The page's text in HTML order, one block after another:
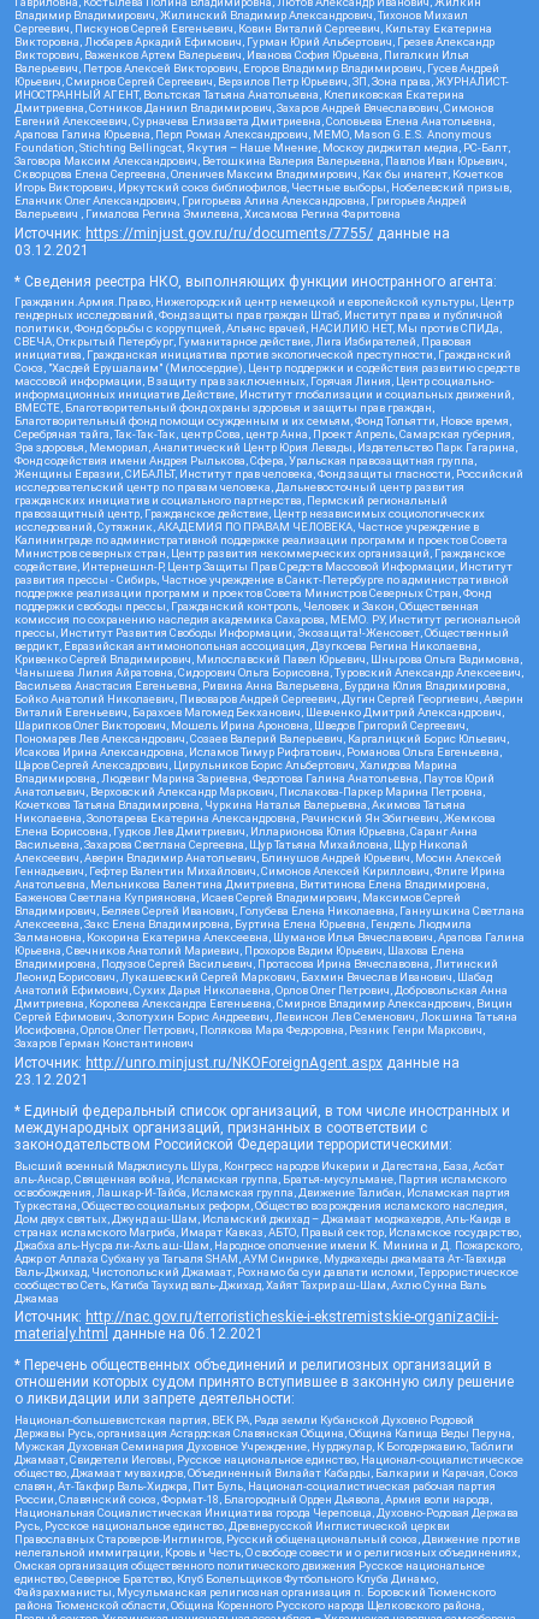
Владимир Владимирович, Жилинский Владимир Александрович, Тихонов Михаил
Сергеевич, Пискунов Сергей Евгеньевич, Ковин Виталий Сергеевич, Кильтау Екатерина
Викторовна, Любарев Аркадий Ефимович, Гурман Юрий Альбертович, Грезев Александр
Викторович, Важенков Артем Валерьевич, Иванова София Юрьевна, Пигалкин Илья
Валерьевич, Петров Алексей Викторович, Егоров Владимир Владимирович, Гусев Андрей
Юрьевич, Смирнов Сергей Сергеевич, Верзилов Петр Юрьевич, ЗП, Зона права, ЖУРНАЛИСТ-
ИНОСТРАННЫЙ АГЕНТ, Вольтская Татьяна Анатольевна, Клепиковская Екатерина
Дмитриевна, Сотников Даниил Владимирович, Захаров Андрей Вячеславович, Симонов
Евгений Алексеевич, Сурначева Елизавета Дмитриевна, Соловьева Елена Анатольевна,
Арапова Галина Юрьевна, Перл Роман Александрович, МЕМО, Mason G.E.S. Anonymous
Foundation, Stichting Bellingcat, Якутия – Наше Мнение, Москоу диджитал медиа, РС-Балт,
Заговора Максим Александрович, Ветошкина Валерия Валерьевна, Павлов Иван Юрьевич,
Скворцова Елена Сергеевна, Оленичев Максим Владимирович, Как бы инагент, Кочетков
Игорь Викторович, Иркутский союз библиофилов, Честные выборы, Нобелевский призыв,
Еланчик Олег Александрович, Григорьева Алина Александровна, Григорьев Андрей
Валерьевич , Гималова Регина Эмилевна, Хисамова Регина Фаритовна
Источник: https://minjust.gov.ru/ru/documents/7755/ данные на
03.12.2021
* Сведения реестра НКО, выполняющих функции иностранного агента:
Гражданин.Армия.Право, Нижегородский центр немецкой и европейской культуры, Центр
гендерных исследований, Фонд защиты прав граждан Штаб, Институт права и публичной
политики, Фонд борьбы с коррупцией, Альянс врачей, НАСИЛИЮ.НЕТ, Мы против СПИДа,
СВЕЧА, Открытый Петербург, Гуманитарное действие, Лига Избирателей, Правовая
инициатива, Гражданская инициатива против экологической преступности, Гражданский
Союз, "Хасдей Ерушалаим" (Милосердие), Центр поддержки и содействия развитию средств
массовой информации, В защиту прав заключенных, Горячая Линия, Центр социально-
информационных инициатив Действие, Институт глобализации и социальных движений,
ВМЕСТЕ, Благотворительный фонд охраны здоровья и защиты прав граждан,
Благотворительный фонд помощи осужденным и их семьям, Фонд Тольятти, Новое время,
Серебряная тайга, Так-Так-Так, центр Сова, центр Анна, Проект Апрель, Самарская губерния,
Эра здоровья, Мемориал, Аналитический Центр Юрия Левады, Издательство Парк Гагарина,
Фонд содействия имени Андрея Рылькова, Сфера, Уральская правозащитная группа,
Женщины Евразии, СИБАЛЬТ, Институт прав человека, Фонд защиты гласности, Российский
исследовательский центр по правам человека, Дальневосточный центр развития
гражданских инициатив и социального партнерства, Пермский региональный
правозащитный центр, Гражданское действие, Центр независимых социологических
исследований, Сутяжник, АКАДЕМИЯ ПО ПРАВАМ ЧЕЛОВЕКА, Частное учреждение в
Калининграде по административной поддержке реализации программ и проектов Совета
Министров северных стран, Центр развития некоммерческих организаций, Гражданское
содействие, Интернешнл-Р, Центр Защиты Прав Средств Массовой Информации, Институт
развития прессы - Сибирь, Частное учреждение в Санкт-Петербурге по административной
поддержке реализации программ и проектов Совета Министров Северных Стран, Фонд
поддержки свободы прессы, Гражданский контроль, Человек и Закон, Общественная
комиссия по сохранению наследия академика Сахарова, МЕМО. РУ, Институт региональной
прессы, Институт Развития Свободы Информации, Экозащита!-Женсовет, Общественный
вердикт, Евразийская антимонопольная ассоциация, Дзугкоева Регина Николаевна,
Кривенко Сергей Владимирович, Милославский Павел Юрьевич, Шнырова Ольга Вадимовна,
Чанышева Лилия Айратовна, Сидорович Ольга Борисовна, Туровский Александр Алексеевич,
Васильева Анастасия Евгеньевна, Ривина Анна Валерьевна, Бурдина Юлия Владимировна,
Бойко Анатолий Николаевич, Пивоваров Андрей Сергеевич, Дугин Сергей Георгиевич, Аверин
Виталий Евгеньевич, Барахоев Магомед Бекханович, Шевченко Дмитрий Александрович,
Шарипков Олег Викторович, Мошель Ирина Ароновна, Шведов Григорий Сергеевич,
Пономарев Лев Александрович, Созаев Валерий Валерьевич, Каргалицкий Борис Юльевич,
Исакова Ирина Александровна, Исламов Тимур Рифгатович, Романова Ольга Евгеньевна,
Щаров Сергей Алексадрович, Цирульников Борис Альбертович, Халидова Марина
Владимировна, Людевиг Марина Зариевна, Федотова Галина Анатольевна, Паутов Юрий
Анатольевич, Верховский Александр Маркович, Пислакова-Паркер Марина Петровна,
Кочеткова Татьяна Владимировна, Чуркина Наталья Валерьевна, Акимова Татьяна
Николаевна, Золотарева Екатерина Александровна, Рачинский Ян Збигневич, Жемкова
Елена Борисовна, Гудков Лев Дмитриевич, Илларионова Юлия Юрьевна, Саранг Анна
Васильевна, Захарова Светлана Сергеевна, Щур Татьяна Михайловна, Щур Николай
Алексеевич, Аверин Владимир Анатольевич, Блинушов Андрей Юрьевич, Мосин Алексей
Геннадьевич, Гефтер Валентин Михайлович, Симонов Алексей Кириллович, Флиге Ирина
Анатольевна, Мельникова Валентина Дмитриевна, Вититинова Елена Владимировна,
Баженова Светлана Куприяновна, Исаев Сергей Владимирович, Максимов Сергей
Владимирович, Беляев Сергей Иванович, Голубева Елена Николаевна, Ганнушкина Светлана
Алексеевна, Закс Елена Владимировна, Буртина Елена Юрьевна, Гендель Людмила
Залмановна, Кокорина Екатерина Алексеевна, Шуманов Илья Вячеславович, Арапова Галина
Юрьевна, Свечников Анатолий Мариевич, Прохоров Вадим Юрьевич, Шахова Елена
Владимировна, Подузов Сергей Васильевич, Протасова Ирина Вячеславовна, Литинский
Леонид Борисович, Лукашевский Сергей Маркович, Бахмин Вячеслав Иванович, Шабад
Анатолий Ефимович, Сухих Дарья Николаевна, Орлов Олег Петрович, Добровольская Анна
Дмитриевна, Королева Александра Евгеньевна, Смирнов Владимир Александрович, Вицин
Сергей Ефимович, Золотухин Борис Андреевич, Левинсон Лев Семенович, Локшина Татьяна
Иосифовна, Орлов Олег Петрович, Полякова Мара Федоровна, Резник Генри Маркович,
Захаров Герман Константинович
Источник: http://unro.minjust.ru/NKOForeignAgent.aspx данные на
23.12.2021
* Единый федеральный список организаций, в том числе иностранных и
международных организаций, признанных в соответствии с
законодательством Российской Федерации террористическими:
Высший военный Маджлисуль Шура, Конгресс народов Ичкерии и Дагестана, База, Асбат
аль-Ансар, Священная война, Исламская группа, Братья-мусульмане, Партия исламского
освобождения, Лашкар-И-Тайба, Исламская группа, Движение Талибан, Исламская партия
Туркестана, Общество социальных реформ, Общество возрождения исламского наследия,
Дом двух святых, Джунд аш-Шам, Исламский джихад – Джамаат моджахедов, Аль-Каида в
странах исламского Магриба, Имарат Кавказ, АБТО, Правый сектор, Исламское государство,
Джабха аль-Нусра ли-Ахль аш-Шам, Народное ополчение имени К. Минина и Д. Пожарского,
Аджр от Аллаха Субхану уа Тагьаля SHAM, АУМ Синрике, Муджахеды джамаата Ат-Тавхида
Валь-Джихад, Чистопольский Джамаат, Рохнамо ба суи давлати исломи, Террористическое
сообщество Сеть, Катиба Таухид валь-Джихад, Хайят Тахрир аш-Шам, Ахлю Сунна Валь
Джамаа
Источник: http://nac.gov.ru/terroristicheskie-i-ekstremistskie-organizacii-i-
materialy.html данные на 06.12.2021
* Перечень общественных объединений и религиозных организаций в
отношении которых судом принято вступившее в законную силу решение
о ликвидации или запрете деятельности:
Национал-большевистская партия, ВЕК РА, Рада земли Кубанской Духовно Родовой
Державы Русь, организация Асгардская Славянская Община, Община Капища Веды Перуна,
Мужская Духовная Семинария Духовное Учреждение, Нурджулар, К Богодержавию, Таблиги
Джамаат, Свидетели Иеговы, Русское национальное единство, Национал-социалистическое
общество, Джамаат мувахидов, Объединенный Вилайат Кабарды, Балкарии и Карачая, Союз
славян, Ат-Такфир Валь-Хиджра, Пит Буль, Национал-социалистическая рабочая партия
России, Славянский союз, Формат-18, Благородный Орден Дьявола, Армия воли народа,
Национальная Социалистическая Инициатива города Череповца, Духовно-Родовая Держава
Русь, Русское национальное единство, Древнерусской Инглистической церкви
Православных Староверов-Инглингов, Русский общенациональный союз, Движение против
нелегальной иммиграции, Кровь и Честь, О свободе совести и о религиозных объединениях,
Омская организация общественного политического движения Русское национальное
единство, Северное Братство, Клуб Болельщиков Футбольного Клуба Динамо,
Файзрахманисты, Мусульманская религиозная организация п. Боровский Тюменского
района Тюменской области, Община Коренного Русского народа Щелковского района,